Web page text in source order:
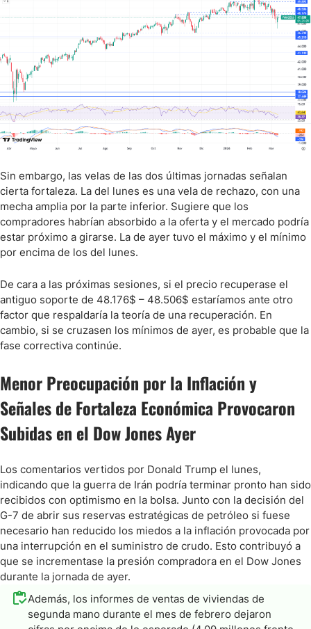
Sin embargo, las velas de las dos últimas jornadas señalan
cierta fortaleza. La del lunes es una vela de rechazo, con una
mecha amplia por la parte inferior. Sugiere que los
compradores habrían absorbido a la oferta y el mercado podría
estar próximo a girarse. La de ayer tuvo el máximo y el mínimo
por encima de los del lunes.
De cara a las próximas sesiones, si el precio recuperase el
antiguo soporte de 48.176$ – 48.506$ estaríamos ante otro
factor que respaldaría la teoría de una recuperación. En
cambio, si se cruzasen los mínimos de ayer, es probable que la
fase correctiva continúe.
Menor Preocupación por la Inflación y
Señales de Fortaleza Económica Provocaron
Subidas en el Dow Jones Ayer
Los comentarios vertidos por Donald Trump el lunes,
indicando que la guerra de Irán podría terminar pronto han sido
recibidos con optimismo en la bolsa. Junto con la decisión del
G-7 de abrir sus reservas estratégicas de petróleo si fuese
necesario han reducido los miedos a la inflación provocada por
una interrupción en el suministro de crudo. Esto contribuyó a
que se incrementase la presión compradora en el Dow Jones
durante la jornada de ayer.
Además, los informes de ventas de viviendas de
segunda mano durante el mes de febrero dejaron